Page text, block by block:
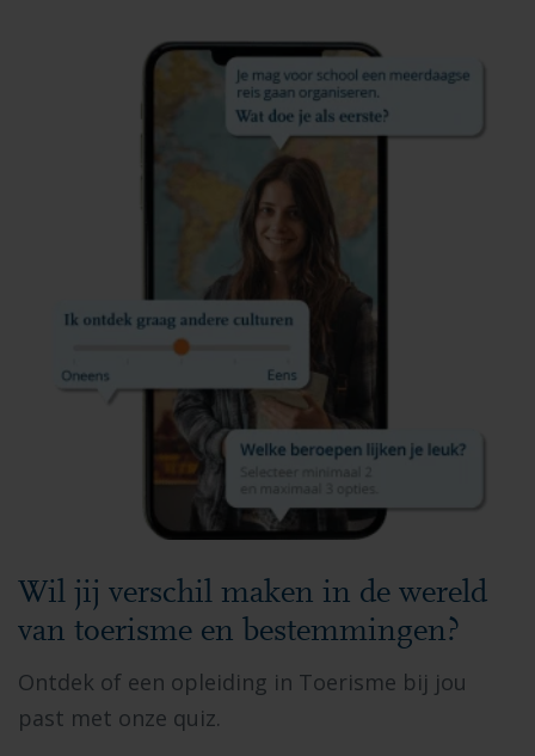
Wil jij verschil maken in de wereld
van toerisme en bestemmingen?
Ontdek of een opleiding in Toerisme bij jou
past met onze quiz.